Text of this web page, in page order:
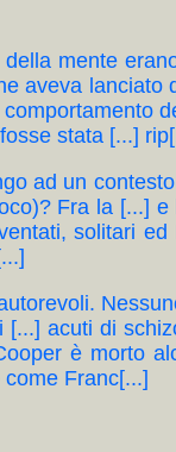
della mente
aveva
stata [...]
ad un
Fra la [...]
solitari
[...] acuti di
è morto
Franc[...]